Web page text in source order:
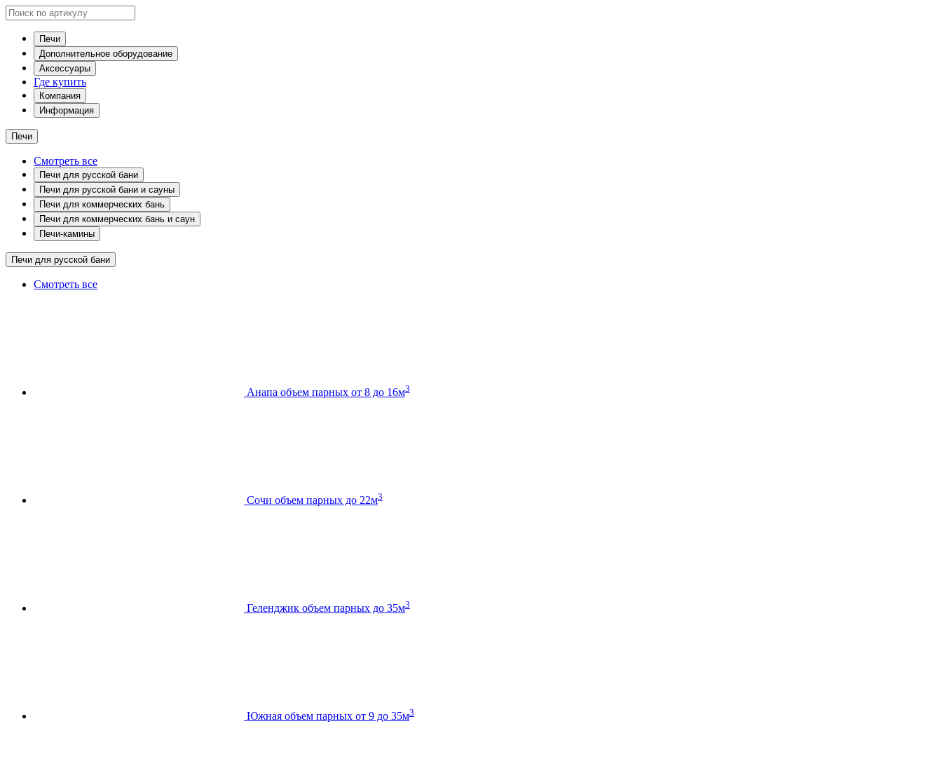
Печи
Дополнительное оборудование
Аксессуары
Где купить
Компания
Информация
Печи
Смотреть все
Печи для русской бани
Печи для русской бани и сауны
Печи для коммерческих бань
Печи для коммерческих бань и саун
Печи-камины
Печи для русской бани
Смотреть все
Анапа объем парных от 8 до 16м3
Сочи объем парных до 22м3
Геленджик объем парных до 35м3
Южная объем парных от 9 до 35м3